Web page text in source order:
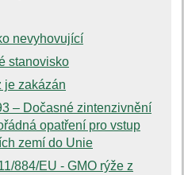
nevyhovující
stanovisko
je zakázán
– Dočasné zintenzivnění
opatření pro vstup
zemí do Unie
884/EU - GMO rýže z